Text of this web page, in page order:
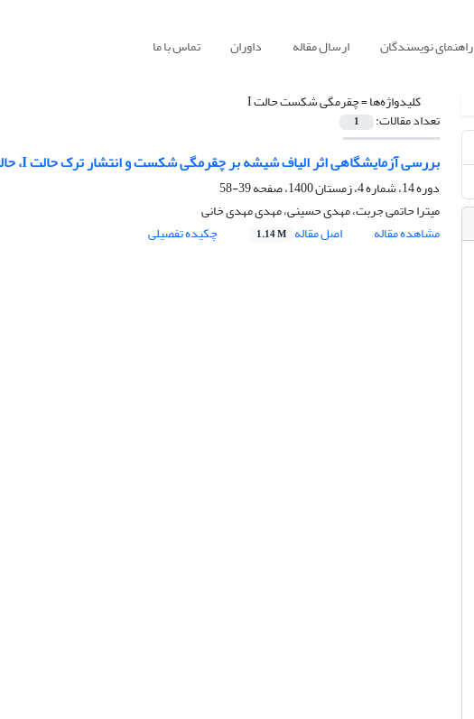
راهنمای نویسندگان ارسال مقاله داوران تماس با ما
کلیدواژه‌ها =چقرمگی شکست حالت I
تعداد مقالات: 1
بررسی آزمایشگاهی اثر الیاف شیشه بر چقرمگی شکست و انتشار ترک حالت I، حالت II و حالت ترکیبی I-II در بتن مسلح الیافی
دوره 14، شماره 4، زمستان 1400، صفحه
39-58
میترا حاتمی جربت، مهدی حسینی، مهدی مهدی خانی
مشاهده مقاله
اصل مقاله 1.14 M چکیده تفصیلی